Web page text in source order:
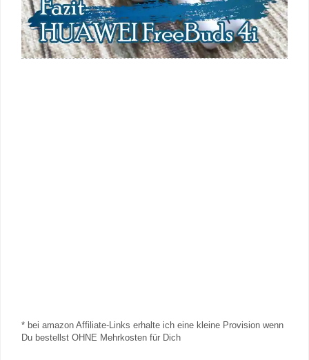
* bei amazon Affiliate-Links erhalte ich eine kleine Provision wenn
Du bestellst OHNE Mehrkosten für Dich